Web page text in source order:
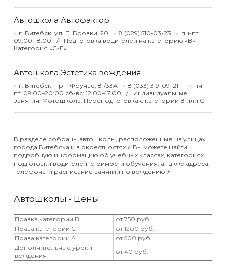
Автошкола Автофактор
г. Витебск, ул. П. Бровки, 20 8 (029) 510-03-23
пн-пт:
09:00-18:00
Подготовка водителей на категорию «B».
Категория «С-Е»
Автошкола Эстетика вождения
г. Витебск, пр-т Фрунзе, 81/33А 8 (033) 319-09-21
пн-
пт: 09:00–20:00 сб-вс: 12:00–17:00
Индивидуальные
занятия. Мотошкола. Переподготовка с категории В или С
В разделе собраны автошколы, расположенные на улицах
города Витебска и в окрестностях ⭐️ Вы можете найти
подробную информацию об учебных классах, категориях
подготовки водителей, стоимости обучения, а также адреса,
телефоны и расписание занятий по вождению ⚡️
Автошколы - Цены
Правка категории B
от 750 руб.
Права категории С
от 1200 руб.
Права категории А
от 500 руб.
Дополнительные уроки
вождения
от 40 руб.